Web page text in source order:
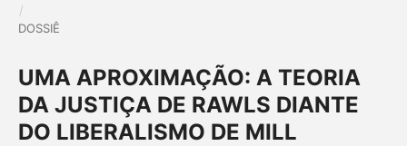
/
DOSSIÊ
UMA APROXIMAÇÃO: A TEORIA
DA JUSTIÇA DE RAWLS DIANTE
DO LIBERALISMO DE MILL